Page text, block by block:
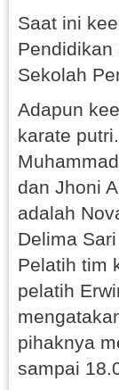
Saat ini
Pendidikan
Sekolah
Adapun
karate
dan Jhoni
adalah
Delima
Pelatih tim
pelatih
pihaknya
sampai